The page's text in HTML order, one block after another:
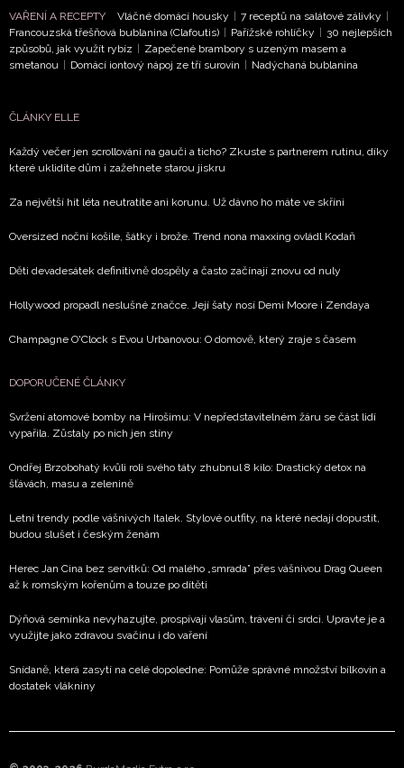
VAŘENÍ A RECEPTY Vláčné domácí housky | 7 receptů na salátové zálivky |
Francouzská třešňová bublanina (Clafoutis) | Pařížské rohlíčky | 30 nejlepších
způsobů, jak využít rybíz | Zapečené brambory s uzeným masem a
smetanou | Domácí iontový nápoj ze tří surovin | Nadýchaná bublanina
ČLÁNKY ELLE
Každý večer jen scrollování na gauči a ticho? Zkuste s partnerem rutinu, díky
které uklidíte dům i zažehnete starou jiskru
Za největší hit léta neutratíte ani korunu. Už dávno ho máte ve skříni
Oversized noční košile, šátky i brože. Trend nona maxxing ovládl Kodaň
Děti devadesátek definitivně dospěly a často začínají znovu od nuly
Hollywood propadl neslušné značce. Její šaty nosí Demi Moore i Zendaya
Champagne O'Clock s Evou Urbanovou: O domově, který zraje s časem
DOPORUČENÉ ČLÁNKY
Svržení atomové bomby na Hirošimu: V nepředstavitelném žáru se část lidí
vypařila. Zůstaly po nich jen stíny
Ondřej Brzobohatý kvůli roli svého táty zhubnul 8 kilo: Drastický detox na
šťávách, masu a zelenině
Letní trendy podle vášnivých Italek. Stylové outfity, na které nedají dopustit,
budou slušet i českým ženám
Herec Jan Cina bez servítků: Od malého „smrada” přes vášnivou Drag Queen
až k romským kořenům a touze po dítěti
Dýňová semínka nevyhazujte, prospívají vlasům, trávení či srdci. Upravte je a
využijte jako zdravou svačinu i do vaření
Snídaně, která zasytí na celé dopoledne: Pomůže správné množství bílkovin a
dostatek vlákniny